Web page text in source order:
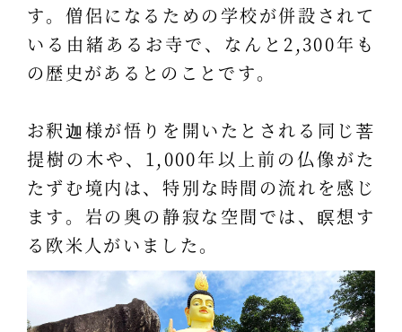
す。僧侶になるための学校が併設されて
いる由緒あるお寺で、なんと2,300年も
の歴史があるとのことです。
お釈迦様が悟りを開いたとされる同じ菩
提樹の木や、1,000年以上前の仏像がた
たずむ境内は、特別な時間の流れを感じ
ます。岩の奥の静寂な空間では、瞑想す
る欧米人がいました。